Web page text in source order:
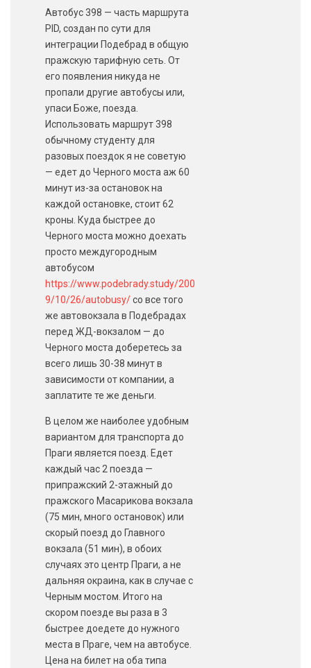
Автобус 398 — часть маршрута
PID, создан по сути для
интеграции Подебрад в общую
пражскую тарифную сеть. От
его появления никуда не
пропали другие автобусы или,
упаси Боже, поезда.
Использовать маршрут 398
обычному студенту для
разовых поездок я не советую
— едет до Черного моста аж 60
минут из-за остановок на
каждой остановке, стоит 62
кроны. Куда быстрее до
Черного моста можно доехать
просто междугородным
автобусом
https://www.podebrady.study/200
9/10/26/autobusy/со все того
же автовокзала в Подебрадах
перед ЖД-вокзалом — до
Черного моста доберетесь за
всего лишь 30-38 минут в
зависимости от компании, а
заплатите те же деньги.
В целом же наиболее удобным
вариантом для транспорта до
Праги является поезд. Едет
каждый час 2 поезда —
припражский 2-этажный до
пражского Масарикова вокзала
(75 мин, много остановок) или
скорый поезд до Главного
вокзала (51 мин), в обоих
случаях это центр Праги, а не
дальняя окраина, как в случае с
Черным мостом. Итого на
скором поезде вы раза в 3
быстрее доедете до нужного
места в Праге, чем на автобусе.
Цена на билет на оба типа